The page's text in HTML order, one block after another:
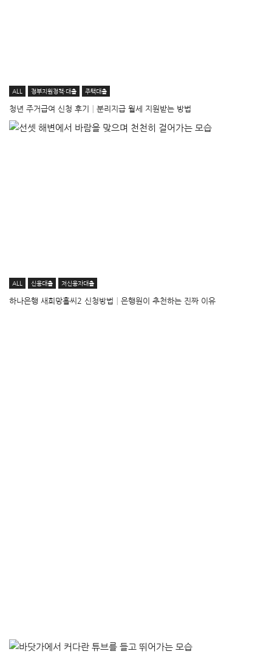
ALL 정부지원정책·대출 주택대출
청년 주거급여 신청 후기│분리지급 월세 지원받는 방법
ALL 신용대출 저신용자대출
하나은행 새희망홀씨2 신청방법│은행원이 추천하는 진짜 이유